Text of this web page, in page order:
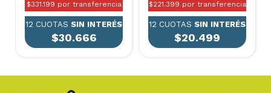
$331.199 por transferencia
12 CUOTAS SIN INTERÉS
$30.666
$221.399 por transferencia
12 CUOTAS SIN INTERÉS
$20.499